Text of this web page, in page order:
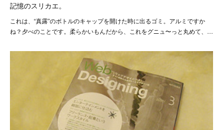
記憶のスリカエ。
これは、“真露”のボトルのキャップを開けた時に出るゴミ。アルミですか
ね？夕べのことです。柔らかいもんだから、これをグニュ〜っと丸めて、…